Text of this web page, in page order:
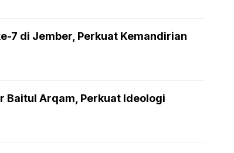
7 di Jember, Perkuat Kemandirian
Baitul Arqam, Perkuat Ideologi